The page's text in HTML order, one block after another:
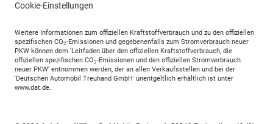
Cookie-Einstellungen
Weitere Informationen zum offiziellen Kraftstoffverbrauch und zu den offiziellen
spezifischen CO2-Emissionen und gegebenenfalls zum Stromverbrauch neuer
PKW können dem 'Leitfaden über den offiziellen Kraftstoffverbrauch, die
offiziellen spezifischen CO2-Emissionen und den offiziellen Stromverbrauch
neuer PKW' entnommen werden, der an allen Verkaufsstellen und bei der
'Deutschen Automobil Treuhand GmbH' unentgeltlich erhältlich ist unter
www.dat.de.